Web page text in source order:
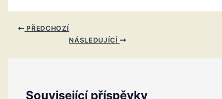
PŘEDCHOZÍ
NÁSLEDUJÍCÍ
Související příspěvky